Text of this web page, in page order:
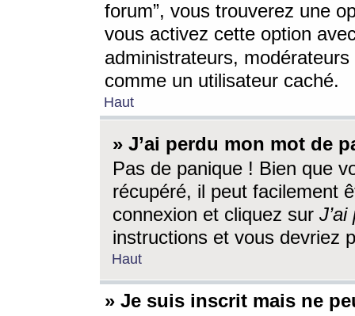
forum”, vous trouverez une
vous activez cette option
administrateurs,
comme un utilisateur caché.
Haut
» J’ai perdu mon mot de
Pas de panique ! Bien que
récupéré, il peut facilement
connexion et cliquez sur
instructions et vous devriez
Haut
» Je suis inscrit mais ne